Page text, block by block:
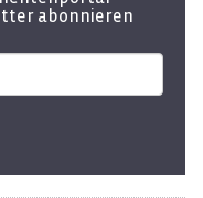
abonnieren